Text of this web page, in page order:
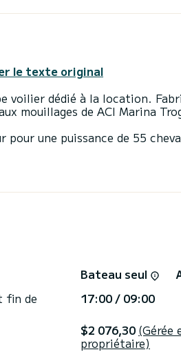
le texte original
voilier dédié à la location.
mouillages de ACI Marina
une puissance de 55
propositions.
Bateau seul
fin de
17:00 / 09:00
$2 076,30 (Gérée
propriétaire)